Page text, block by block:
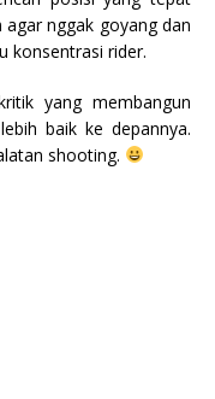
nggak goyang dan
konsentrasi rider.
yang membangun
baik ke depannya.
shooting.